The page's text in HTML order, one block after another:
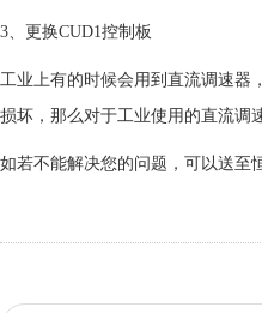
3、更换CUD1控制板
工业上有的时候会用到直流调速器
损坏，那么对于工业使用的直流调
如若不能解决您的问题，可以送至